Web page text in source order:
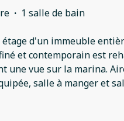
· 1 salle de bain
d'un immeuble
et contemporain est
une vue sur la marina.
salle à manger et